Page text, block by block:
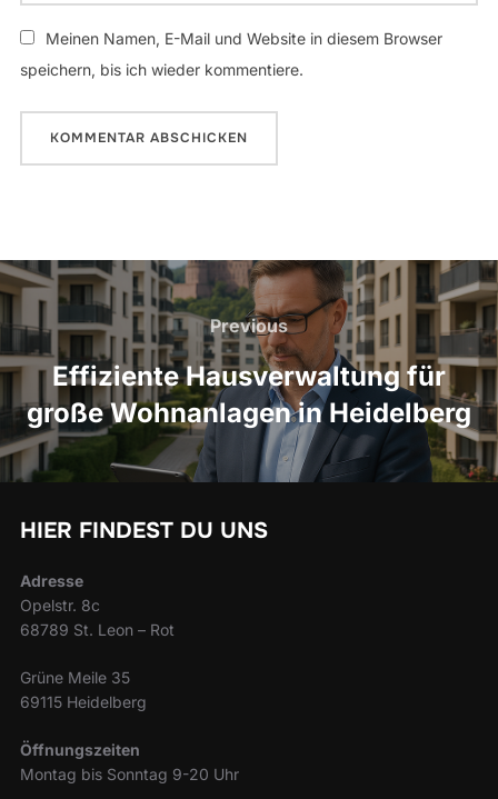
Meinen Namen, E-Mail und Website in diesem Browser
speichern, bis ich wieder kommentiere.
Beitragsnavigation
Previous
Previous
Effiziente Hausverwaltung für
große Wohnanlagen in Heidelberg
HIER FINDEST DU UNS
Adresse
Opelstr. 8c
68789 St. Leon – Rot
Grüne Meile 35
69115 Heidelberg
Öffnungszeiten
Montag bis Sonntag 9-20 Uhr